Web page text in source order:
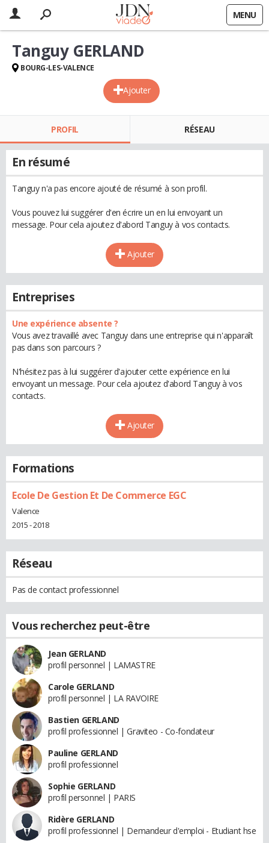
MENU
Ajouter
Tanguy GERLAND
BOURG-LES-VALENCE
PROFIL RÉSEAU
En résumé
Tanguy n'a pas encore ajouté de résumé à son profil.
Vous pouvez lui suggérer d'en écrire un en lui envoyant un
message. Pour cela ajoutez d'abord Tanguy à vos contacts.
Ajouter
Entreprises
Une expérience absente ?
Vous avez travaillé avec Tanguy dans une entreprise qui n'apparaît
pas dans son parcours ?
N'hésitez pas à lui suggérer d'ajouter cette expérience en lui
envoyant un message. Pour cela ajoutez d'abord Tanguy à vos
contacts.
Ajouter
Formations
Ecole De Gestion Et De Commerce EGC
Valence
2015 - 2018
Réseau
Pas de contact professionnel
Vous recherchez peut-être
Jean GERLAND
profil personnel | LAMASTRE
Carole GERLAND
profil personnel | LA RAVOIRE
Bastien GERLAND
profil professionnel | Graviteo - Co-fondateur
Pauline GERLAND
profil professionnel
Sophie GERLAND
profil personnel | PARIS
Ridère GERLAND
profil professionnel | Demandeur d'emploi - Etudiant hse